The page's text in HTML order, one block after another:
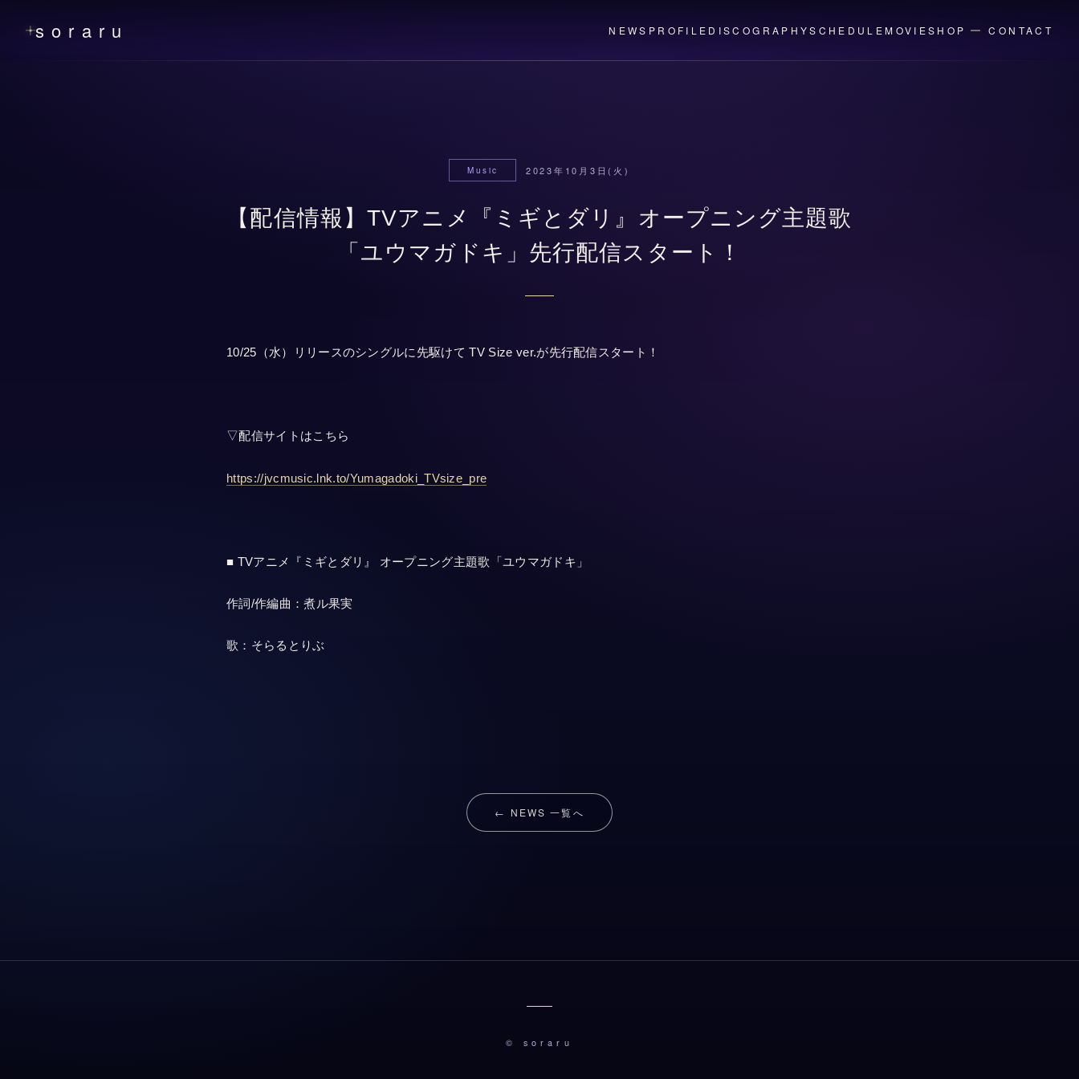
soraru NEWS PROFILE DISCOGRAPHYSCHEDULEMOVIESHOP CONTACT
Music 2023年10月3日(火)
【配信情報】TVアニメ『ミギとダリ』オープニング主題歌
「ユウマガドキ」先行配信スタート！
10/25（水）リリースのシングルに先駆けて TV Size ver.が先行配信スタート！
▽配信サイトはこちら
https://jvcmusic.lnk.to/Yumagadoki_TVsize_pre
■ TVアニメ『ミギとダリ』 オープニング主題歌「ユウマガドキ」
作詞/作編曲：煮ル果実
歌：そらるとりぶ
← NEWS 一覧へ
© soraru